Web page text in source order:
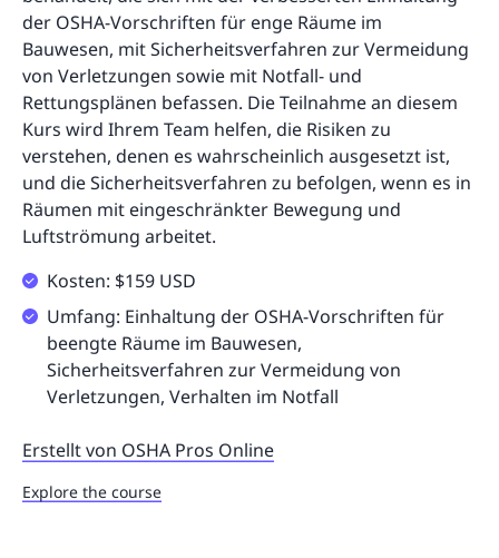
der OSHA-Vorschriften für enge Räume im
Bauwesen, mit Sicherheitsverfahren zur Vermeidung
von Verletzungen sowie mit Notfall- und
Rettungsplänen befassen. Die Teilnahme an diesem
Kurs wird Ihrem Team helfen, die Risiken zu
verstehen, denen es wahrscheinlich ausgesetzt ist,
und die Sicherheitsverfahren zu befolgen, wenn es in
Räumen mit eingeschränkter Bewegung und
Luftströmung arbeitet.
Kosten: $159 USD
Umfang: Einhaltung der OSHA-Vorschriften für
beengte Räume im Bauwesen,
Sicherheitsverfahren zur Vermeidung von
Verletzungen, Verhalten im Notfall
Erstellt von OSHA Pros Online
Explore the course